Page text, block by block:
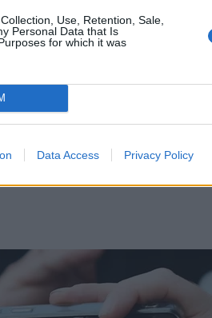
Use, Retention, Sale,
Personal Data that Is
for which it was
Data Access Privacy Policy
Nawrockiego.
swój Plan 21
i będę skuteczny dla Polski, realizując
Minęło dokładnie 12 miesięcy od
w państwie, czas sprawdzić jak jak
się do rzeczywistości.